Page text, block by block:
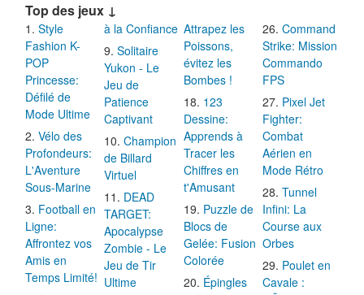
Top des jeux ↓
Style
Fashion K-
POP
Princesse:
Défilé de
Mode Ultime
Vélo des
Profondeurs:
L'Aventure
Sous-Marine
Football en
Ligne:
Affrontez vos
Amis en
Temps Limité!
à la Confiance
Solitaire
Yukon - Le
Jeu de
Patience
Captivant
Champion
de Billard
Virtuel
DEAD
TARGET:
Apocalypse
Zombie - Le
Jeu de Tir
Ultime
Attrapez les
Poissons,
évitez les
Bombes !
123
Dessine:
Apprends à
Tracer les
Chiffres en
t'Amusant
Puzzle de
Blocs de
Gelée: Fusion
Colorée
Épingles
Command
Strike: Mission
Commando
FPS
Pixel Jet
Fighter:
Combat
Aérien en
Mode Rétro
Tunnel
Infini: La
Course aux
Orbes
Poulet en
Cavale :